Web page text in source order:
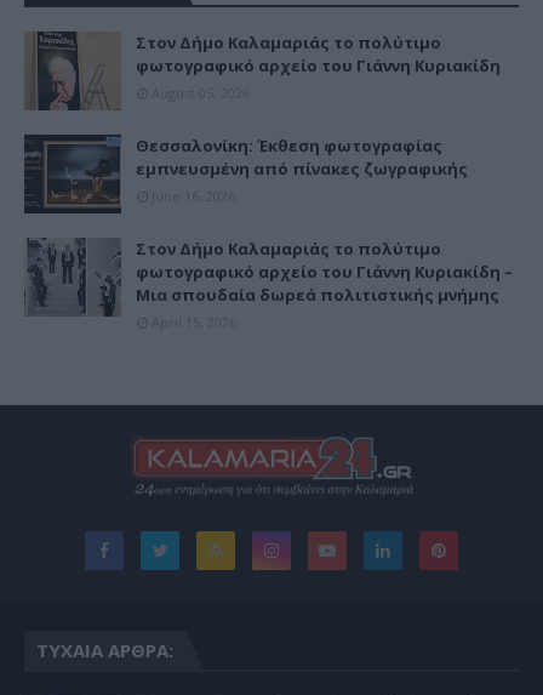
Στον Δήμο Καλαμαριάς το πολύτιμο
φωτογραφικό αρχείο του Γιάννη Κυριακίδη
Θεσσαλονίκη: Έκθεση φωτογραφίας
εμπνευσμένη από πίνακες ζωγραφικής
Στον Δήμο Καλαμαριάς το πολύτιμο
φωτογραφικό αρχείο του Γιάννη Κυριακίδη –
Μια σπουδαία δωρεά πολιτιστικής μνήμης
ΤΥΧΑΊΑ ΆΡΘΡΑ: